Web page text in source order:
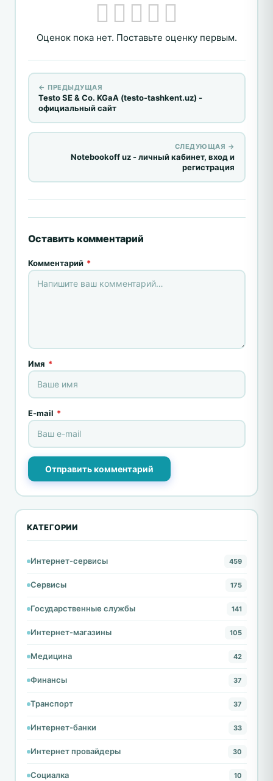
Оценок пока нет. Поставьте оценку первым.
← ПРЕДЫДУЩАЯ
Testo SE & Co. KGaA (testo-tashkent.uz) -
официальный сайт
СЛЕДУЮЩАЯ →
Notebookoff uz - личный кабинет, вход и
регистрация
Оставить комментарий
Комментарий *
Имя *
E-mail *
Отправить комментарий
КАТЕГОРИИ
Интернет-сервисы 459
Сервисы 175
Государственные службы 141
Интернет-магазины 105
Медицина 42
Финансы 37
Транспорт 37
Интернет-банки 33
Интернет провайдеры 30
Социалка 10